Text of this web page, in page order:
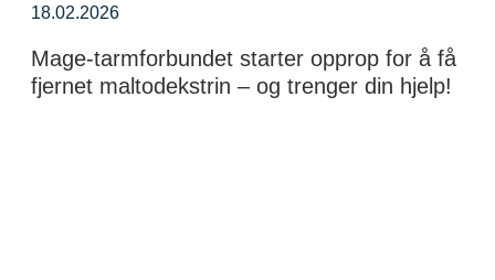
18.02.2026
Mage‑tarmforbundet starter opprop for å få
fjernet maltodekstrin – og trenger din hjelp!